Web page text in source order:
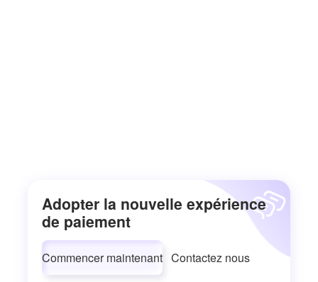
Adopter la nouvelle expérience
de paiement
Commencer maintenant Contactez nous